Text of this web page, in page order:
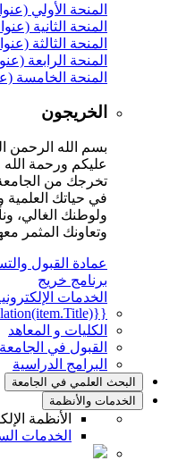
المنحة الأولي
المنحة الثانية
المنحة الثالثة
المنحة الرابعة
المنحة الخامسة
الخريجون
بسم الله الرحمن
عليكم ورحمة الله
تخرجك من
في حياتك العلمية
ولوطنك الغالي،
وتعاونك المثمر
عمادة القبول
برنامج خريج
الخدمات
{{mmc.getCurrentTranslation(item.Title)}}
الكليات و المعاهد
القبول في الجامعة
البرامج الدراسية
البحث العلمي في الجامعة
الخدمات والأنظمة
الأنظمة
الخدمات